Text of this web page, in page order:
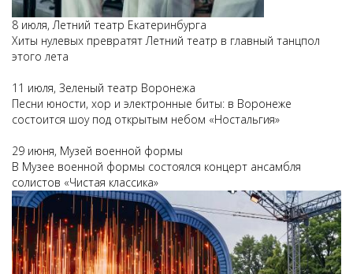
8 июля, Летний театр Екатеринбурга
Хиты нулевых превратят Летний театр в главный танцпол
этого лета
11 июля, Зеленый театр Воронежа
Песни юности, хор и электронные биты: в Воронеже
состоится шоу под открытым небом «Ностальгия»
29 июня, Музей военной формы
В Музее военной формы состоялся концерт ансамбля
солистов «Чистая классика»